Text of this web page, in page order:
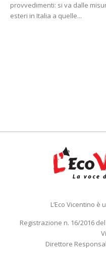
provvedimenti: si va dalle
esteri in Italia a quelle...
L’Eco Vicentino
Registrazione n. 16/2016
Direttore